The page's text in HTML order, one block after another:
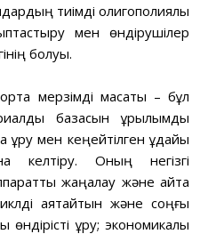
тиімді олигополиялық
мен өндірушілер
болуы.
мерзімді мақсаты – бұл
базасын құрылымдық
құру мен кеңейтілген ұдайы
келтіру. Оның негізгі
жаңалау жəне қайта
аяқтайтын жəне соңғы
құру; экономикалық